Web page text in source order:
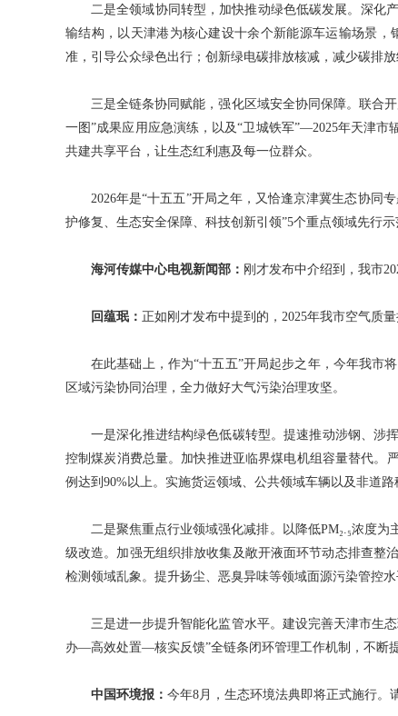
二是全领域协同转型，加快推动绿色低碳发展。深化
输结构，以天津港为核心建设十余个新能源车运输场景
准，引导公众绿色出行；创新绿电碳排放核减，减少碳排放
三是全链条协同赋能，强化区域安全协同保障。联合
一图”成果应用应急演练，以及“卫城铁军”—2025年天津
共建共享平台，让生态红利惠及每一位群众。
2026年是“十五五”开局之年，又恰逢京津冀生态协同
护修复、生态安全保障、科技创新引领”5个重点领域先行
海河传媒中心电视新闻部： 刚才发布中介绍到，我市
回蕴珉： 正如刚才发布中提到的，2025年我市空气质
在此基础上，作为“十五五”开局起步之年，今年我市
区域污染协同治理，全力做好大气污染治理攻坚。
一是深化推进结构绿色低碳转型。提速推动涉钢、涉
控制煤炭消费总量。加快推进亚临界煤电机组容量替代。
例达到90%以上。实施货运领域、公共领域车辆以及非道
二是聚焦重点行业领域强化减排。以降低PM₂.₅浓度
级改造。加强无组织排放收集及敞开液面环节动态排查整
检测领域乱象。提升扬尘、恶臭异味等领域面源污染管控
三是进一步提升智能化监管水平。建设完善天津市生
办—高效处置—核实反馈”全链条闭环管理工作机制，不断
中国环境报： 今年8月，生态环境法典即将正式施行。